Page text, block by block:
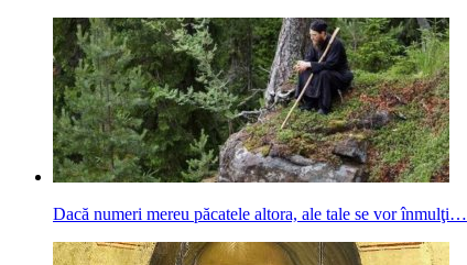
Dacă numeri mereu păcatele altora, ale tale se vor înmulţi…